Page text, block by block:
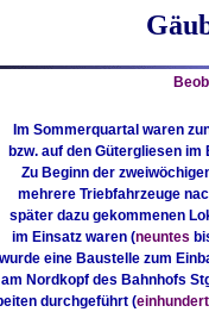
Im Sommerquartal waren
bzw. auf den Gütergliesen
Zu Beginn der
mehrere Triebfahrzeuge
später dazu gekommenen
im Einsatz waren (neuntes
wurde eine Baustelle zum
am Nordkopf des Bahnhofs
durchgeführt (